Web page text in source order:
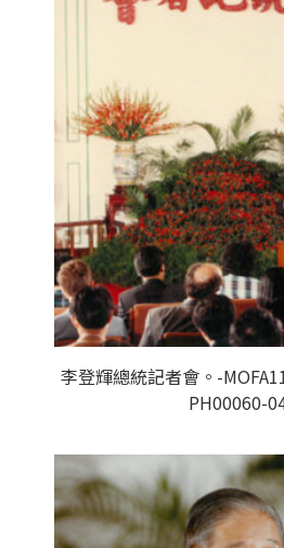
李登輝總統記者會。-
PH00060-